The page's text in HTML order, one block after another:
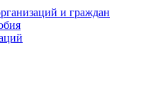
и граждан